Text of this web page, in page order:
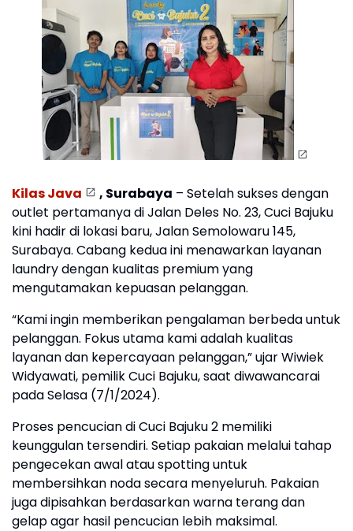
Kilas Java , Surabaya – Setelah sukses dengan
outlet pertamanya di Jalan Deles No. 23, Cuci Bajuku
kini hadir di lokasi baru, Jalan Semolowaru 145,
Surabaya. Cabang kedua ini menawarkan layanan
laundry dengan kualitas premium yang
mengutamakan kepuasan pelanggan.
“Kami ingin memberikan pengalaman berbeda untuk
pelanggan. Fokus utama kami adalah kualitas
layanan dan kepercayaan pelanggan,” ujar Wiwiek
Widyawati, pemilik Cuci Bajuku, saat diwawancarai
pada Selasa (7/1/2024).
Proses pencucian di Cuci Bajuku 2 memiliki
keunggulan tersendiri. Setiap pakaian melalui tahap
pengecekan awal atau spotting untuk
membersihkan noda secara menyeluruh. Pakaian
juga dipisahkan berdasarkan warna terang dan
gelap agar hasil pencucian lebih maksimal.